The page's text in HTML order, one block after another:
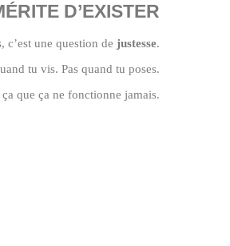
D’EXISTER
c’est une question de justesse.
tu vis. Pas quand tu poses.
que ça ne fonctionne jamais.